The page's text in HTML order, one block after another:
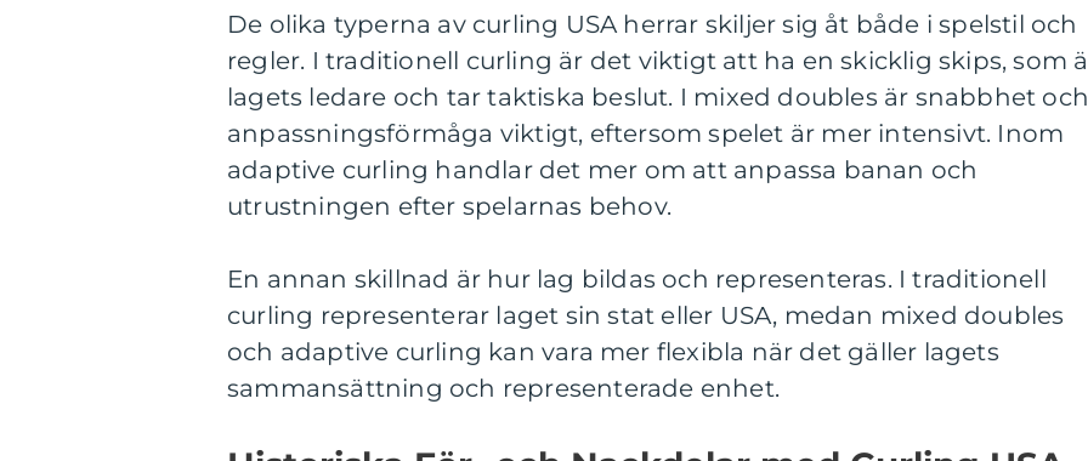
De olika typerna av curling USA herrar skiljer sig åt både i spelstil och
regler. I traditionell curling är det viktigt att ha en skicklig skips, som
lagets ledare och tar taktiska beslut. I mixed doubles är snabbhet
anpassningsförmåga viktigt, eftersom spelet är mer intensivt. Inom
adaptive curling handlar det mer om att anpassa banan och
utrustningen efter spelarnas behov.
En annan skillnad är hur lag bildas och representeras. I traditionell
curling representerar laget sin stat eller USA, medan mixed doubles
och adaptive curling kan vara mer flexibla när det gäller lagets
sammansättning och representerade enhet.